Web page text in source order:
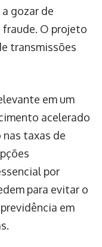
gozar de
fraude. O projeto
transmissões
em um
acelerado
taxas de
por
para evitar o
em